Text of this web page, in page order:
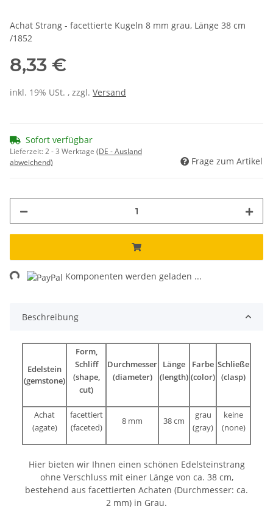
Achat Strang - facettierte Kugeln 8 mm grau, Länge 38 cm
/1852
8,33 €
inkl. 19% USt. , zzgl. Versand
Sofort verfügbar
Lieferzeit:2 - 3 Werktage (DE - Ausland
abweichend)
Frage zum Artikel
Komponenten werden geladen ...
Beschreibung
Edelstein
(gemstone)
Form,
Schliff
(shape,
cut)
Durchmesser
(diameter)
Länge
(length)
Farbe
(color)
Schließe
(clasp)
Achat
(agate)
facettiert
(faceted)
8 mm 38 cm
grau
(gray)
keine
(none)
Hier bieten wir Ihnen einen schönen Edelsteinstrang
ohne Verschluss mit einer Länge von ca. 38 cm,
bestehend aus facettierten Achaten (Durchmesser: ca.
2 mm) in Grau.